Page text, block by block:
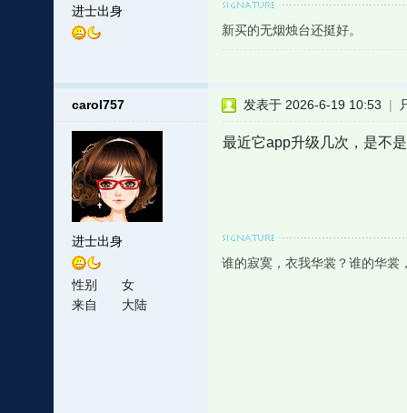
进士出身
新买的无烟烛台还挺好。
carol757
进士出身
性别
女
来自
大陆
发表于 2026-6-19 10:53 |
最近它app升级几次，是不
谁的寂寞，衣我华裳？谁的华裳